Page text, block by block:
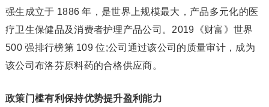
强生成立于 1886 年，是世界上规模最大，产品多元化的医
疗卫生保健品及消费者护理产品公司。2019《财富》世界
500 强排行榜第 109 位;公司通过该公司的质量审计，成为
该公司布洛芬原料药的合格供应商。
政策门槛有利保持优势提升盈利能力